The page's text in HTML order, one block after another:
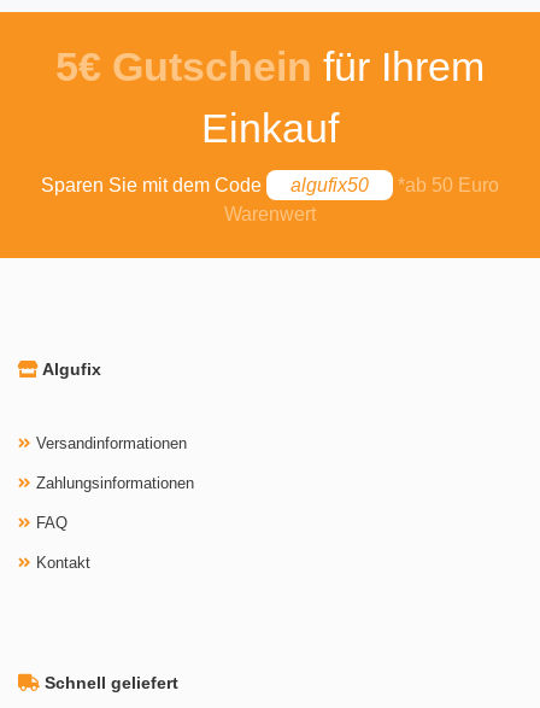
5€ Gutschein für Ihrem
Einkauf
Sparen Sie mit dem Code algufix50
*ab 50 Euro
Warenwert
Algufix
Versandinformationen
Zahlungsinformationen
FAQ
Kontakt
Schnell geliefert